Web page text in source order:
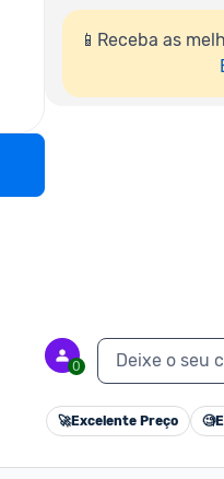
📱Receba as
0 Deixe o seu
🚀Excelente Preço 🧐